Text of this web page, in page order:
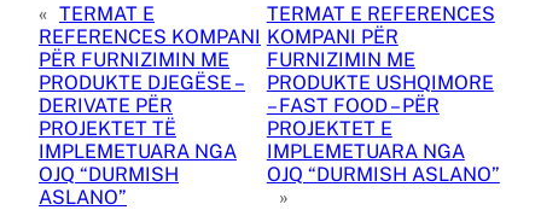
« TERMAT E
REFERENCES KOMPANI
PËR FURNIZIMIN ME
PRODUKTE DJEGËSE –
DERIVATE PËR
PROJEKTET TË
IMPLEMETUARA NGA
OJQ “DURMISH
ASLANO”
TERMAT E REFERENCES
KOMPANI PËR
FURNIZIMIN ME
PRODUKTE USHQIMORE
– FAST FOOD – PËR
PROJEKTET E
IMPLEMETUARA NGA
OJQ “DURMISH ASLANO”
»